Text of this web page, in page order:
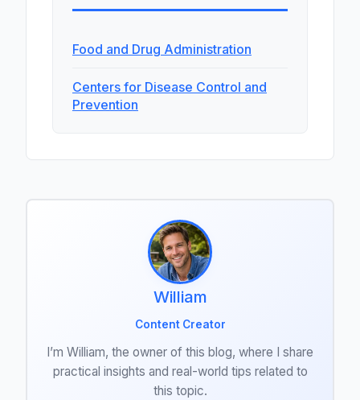
Food and Drug Administration
Centers for Disease Control and
Prevention
William
Content Creator
I’m William, the owner of this blog, where I share
practical insights and real-world tips related to
this topic.